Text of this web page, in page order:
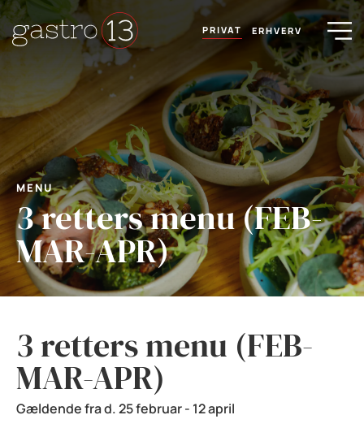
PRIVAT ERHVERV
MENU
3 retters menu (FEB-
MAR-APR)
3 retters menu (FEB-
MAR-APR)
Gældende fra d. 25 februar - 12 april